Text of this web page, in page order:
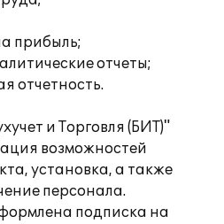
прибыль;
отчеты;
отчетность.
и Торговля (БИТ)"
возможностей
установка, а также
персонала.
подписка на